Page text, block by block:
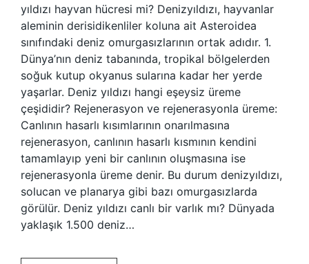
yıldızı hayvan hücresi mi? Denizyıldızı, hayvanlar
aleminin derisidikenliler koluna ait Asteroidea
sınıfındaki deniz omurgasızlarının ortak adıdır. 1.
Dünya’nın deniz tabanında, tropikal bölgelerden
soğuk kutup okyanus sularına kadar her yerde
yaşarlar. Deniz yıldızı hangi eşeysiz üreme
çeşididir? Rejenerasyon ve rejenerasyonla üreme:
Canlının hasarlı kısımlarının onarılmasına
rejenerasyon, canlının hasarlı kısmının kendini
tamamlayıp yeni bir canlının oluşmasına ise
rejenerasyonla üreme denir. Bu durum denizyıldızı,
solucan ve planarya gibi bazı omurgasızlarda
görülür. Deniz yıldızı canlı bir varlık mı? Dünyada
yaklaşık 1.500 deniz…